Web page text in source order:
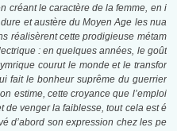
créant le caractère de la femme, en i
et austère du Moyen Age les nua
réalisèrent cette prodigieuse métam
: en quelques années, le goût
courut le monde et le transfor
fait le bonheur suprême du guerrier
estime, cette croyance que l’emploi
de venger la faiblesse, tout cela est é
d’abord son expression chez les pe